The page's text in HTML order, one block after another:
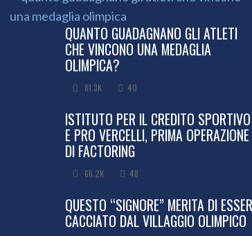
QUANTO GUADAGNANO GLI ATLETI
CHE VINCONO UNA MEDAGLIA
OLIMPICA?
81.3K 40
ISTITUTO PER IL CREDITO SPORTIVO
E PRO VERCELLI, PRIMA OPERAZIONE
DI FACTORING
66.2K 48
QUESTO “SIGNORE” MERITA DI
CACCIATO DAL VILLAGGIO OLIMPICO